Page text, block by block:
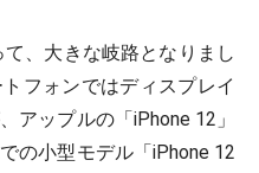
、大きな岐路となりまし
フォンではディスプレイ
アップルの「iPhone 12」
の小型モデル「iPhone 12